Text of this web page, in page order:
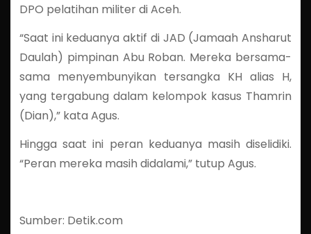
DPO pelatihan militer di Aceh.
“Saat ini keduanya aktif di JAD (Jamaah Ansharut
Daulah) pimpinan Abu Roban. Mereka bersama-
sama menyembunyikan tersangka KH alias H,
yang tergabung dalam kelompok kasus Thamrin
(Dian),” kata Agus.
Hingga saat ini peran keduanya masih diselidiki.
“Peran mereka masih didalami,” tutup Agus.
Sumber: Detik.com